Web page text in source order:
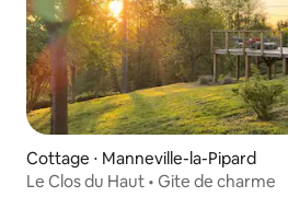
Cottage ⋅ Manneville-la-Pipard
Le Clos du Haut • Gite de charme